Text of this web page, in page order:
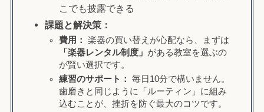
こでも披露できる
課題と解決策：
費用：
楽器の買い替えが心配なら、まずは
「楽器レンタル制度」 がある教室を選ぶの
が賢い選択です。
練習のサポート：
毎日10分で構いません。
歯磨きと同じように「ルーティン」に組み
込むことが、挫折を防ぐ最大のコツです。